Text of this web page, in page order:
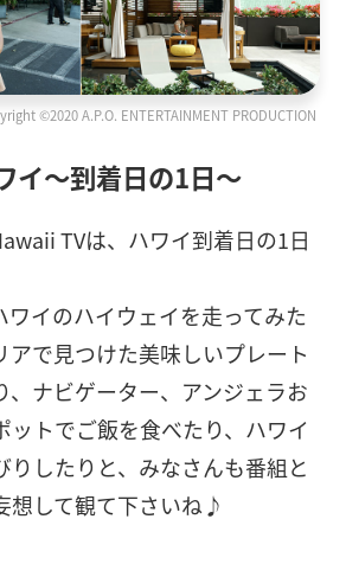
©2020 A.P.O. ENTERTAINMENT PRODUCTION
〜到着日の1日〜
TVは、ハワイ到着日の1日
ワイのハイウェイを走ってみた
アで見つけた美味しいプレート
、ナビゲーター、アンジェラお
ットでご飯を食べたり、ハワイ
りしたりと、みなさんも番組と
想して観て下さいね♪